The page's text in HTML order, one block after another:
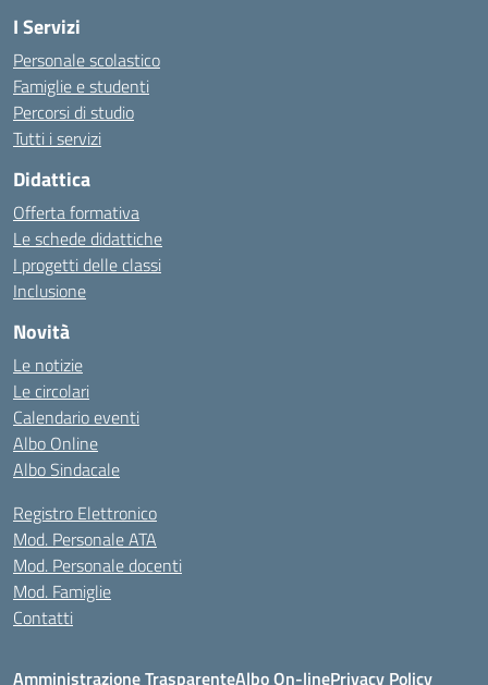
I Servizi
Personale scolastico
Famiglie e studenti
Percorsi di studio
Tutti i servizi
Didattica
Offerta formativa
Le schede didattiche
I progetti delle classi
Inclusione
Novità
Le notizie
Le circolari
Calendario eventi
Albo Online
Albo Sindacale
Registro Elettronico
Mod. Personale ATA
Mod. Personale docenti
Mod. Famiglie
Contatti
Amministrazione TrasparenteAlbo On-linePrivacy Policy